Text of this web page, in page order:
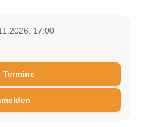
17:00
Termine